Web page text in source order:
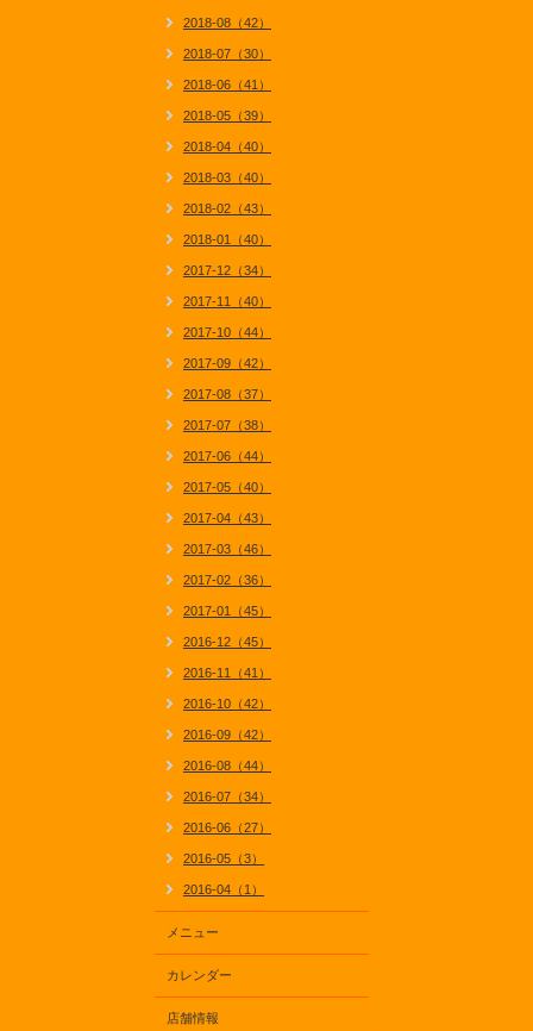
2018-08（42）
2018-07（30）
2018-06（41）
2018-05（39）
2018-04（40）
2018-03（40）
2018-02（43）
2018-01（40）
2017-12（34）
2017-11（40）
2017-10（44）
2017-09（42）
2017-08（37）
2017-07（38）
2017-06（44）
2017-05（40）
2017-04（43）
2017-03（46）
2017-02（36）
2017-01（45）
2016-12（45）
2016-11（41）
2016-10（42）
2016-09（42）
2016-08（44）
2016-07（34）
2016-06（27）
2016-05（3）
2016-04（1）
メニュー
カレンダー
店舗情報